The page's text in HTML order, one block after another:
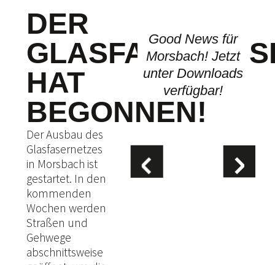
DER
HAT
BEGONNEN!
Der Ausbau des
Glasfasernetzes
in Morsbach ist
gestartet. In den
kommenden
Wochen werden
Straßen und
Gehwege
abschnittsweise
Good News für
Morsbach! Jetzt
unter Downloads
verfügbar!